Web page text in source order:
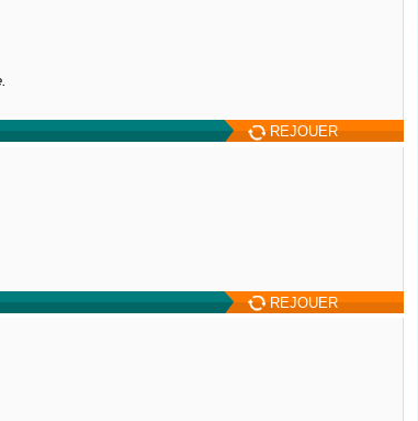
REJOUER
REJOUER